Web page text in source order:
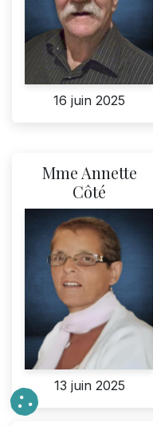
16 juin 2025
Mme Annette
Côté
13 juin 2025